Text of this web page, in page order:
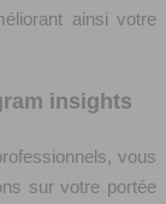
ainsi votre
insights
vous
sur votre portée